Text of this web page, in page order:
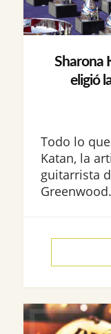
Sharona
eligió
Todo lo
Katan, la
guitarrista
Greenwood.